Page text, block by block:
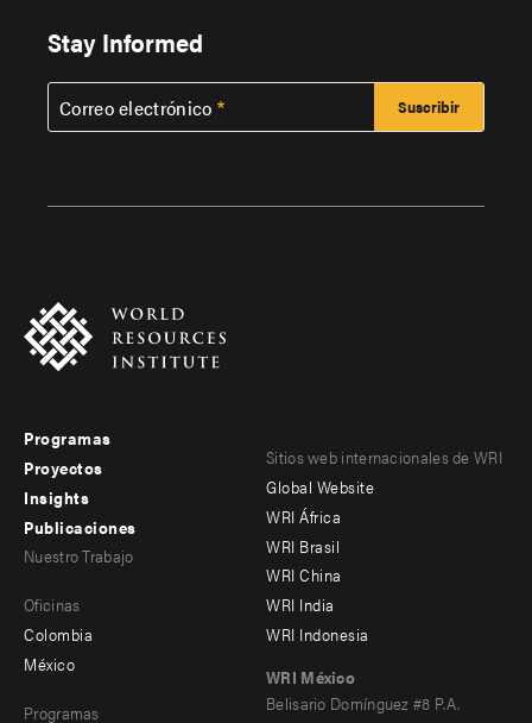
Stay Informed
Correo electrónico
Footer
menu
-
Programas
Proyectos
Insights
Publicaciones
menu
-
Nuestro Trabajo
Oficinas
Colombia
México
Programas
Footer
menu
-
Offices
Sitios web internacionales de WRI
Global Website
WRI África
WRI Brasil
WRI China
WRI India
WRI Indonesia
WRI México
Belisario Domínguez #8 P.A.